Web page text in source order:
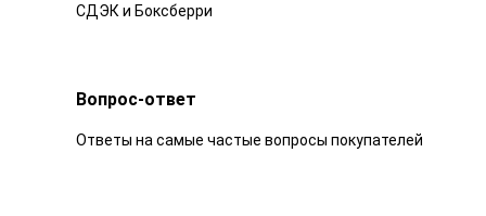
СДЭК и Боксберри
Вопрос-ответ
Ответы на самые частые вопросы покупателей